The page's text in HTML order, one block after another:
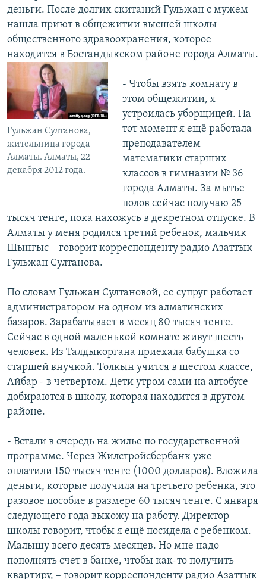
деньги. После долгих скитаний Гульжан с мужем
нашла приют в общежитии высшей школы
общественного здравоохранения, которое
находится в Бостандыкском районе города Алматы.
Гульжан Султанова,
жительница города
Алматы. Алматы, 22
декабря 2012 года.
- Чтобы взять комнату в
этом общежитии, я
устроилась уборщицей. На
тот момент я ещё работала
преподавателем
математики старших
классов в гимназии № 36
города Алматы. За мытье
полов сейчас получаю 25
тысяч тенге, пока нахожусь в декретном отпуске. В
Алматы у меня родился третий ребенок, мальчик
Шынгыс – говорит корреспонденту радио Азаттык
Гульжан Султанова.
По словам Гульжан Султановой, ее супруг работает
администратором на одном из алматинских
базаров. Зарабатывает в месяц 80 тысяч тенге.
Сейчас в одной маленькой комнате живут шесть
человек. Из Талдыкоргана приехала бабушка со
старшей внучкой. Толкын учится в шестом классе,
Айбар - в четвертом. Дети утром сами на автобусе
добираются в школу, которая находится в другом
районе.
- Встали в очередь на жилье по государственной
программе. Через Жилстройсбербанк уже
оплатили 150 тысяч тенге (1000 долларов). Вложила
деньги, которые получила на третьего ребенка, это
разовое пособие в размере 60 тысяч тенге. С января
следующего года выхожу на работу. Директор
школы говорит, чтобы я ещё посидела с ребенком.
Малышу всего десять месяцев. Но мне надо
пополнять счет в банке, чтобы как-то получить
квартиру, – говорит корреспонденту радио Азаттык